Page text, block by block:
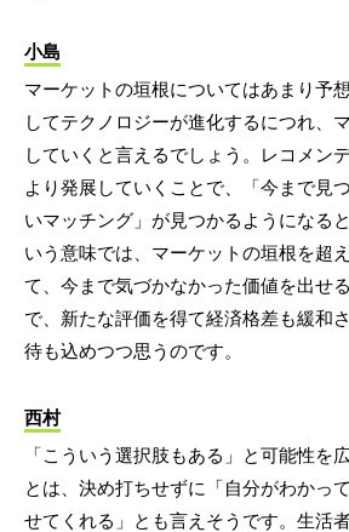
小島
マーケットの垣根についてはあまり予
してテクノロジーが進化するにつれ、
していくと言えるでしょう。レコメン
より発展していくことで、「今まで見
いマッチング」が見つかるようになる
いう意味では、マーケットの垣根を超
て、今まで気づかなかった価値を出せ
で、新たな評価を得て経済格差も緩和
待も込めつつ思うのです。
西村
「こういう選択肢もある」と可能性を
とは、決め打ちせずに「自分がわかっ
せてくれる」とも言えそうです。生活